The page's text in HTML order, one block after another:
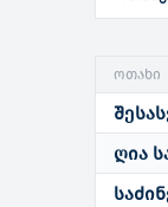
ოთახი
ღია